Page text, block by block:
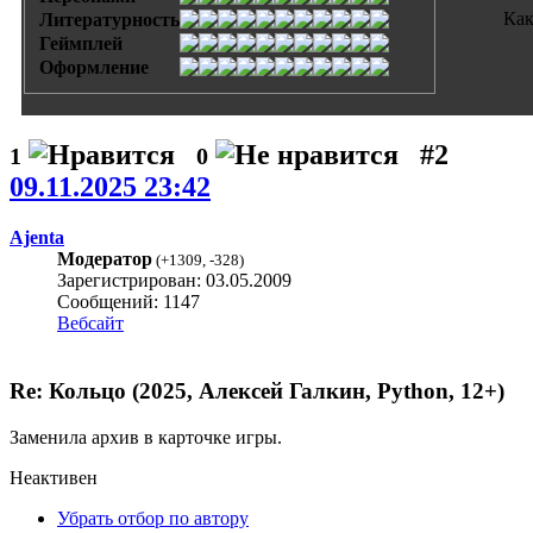
Литературность
Геймплей
Оформление
1 0
#2
09.11.2025 23:42
Ajenta
Модератор (+1309, -328)
Зарегистрирован: 03.05.2009
Сообщений: 1147
Вебсайт
Re: Кольцо (2025, Алексей Галкин, Python, 12+)
Заменила архив в карточке игры.
Неактивен
Убрать отбор по автору